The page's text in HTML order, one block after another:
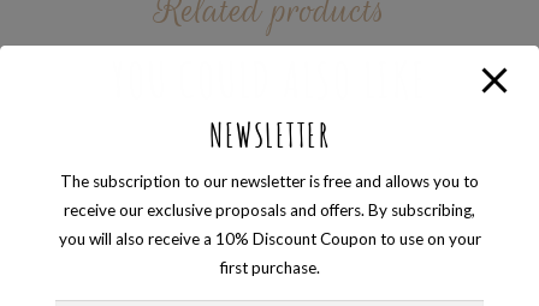
NEWSLETTER
The subscription to our newsletter is free and allows you to
receive our exclusive proposals and offers. By subscribing,
you will also receive a 10% Discount Coupon to use on your
first purchase.